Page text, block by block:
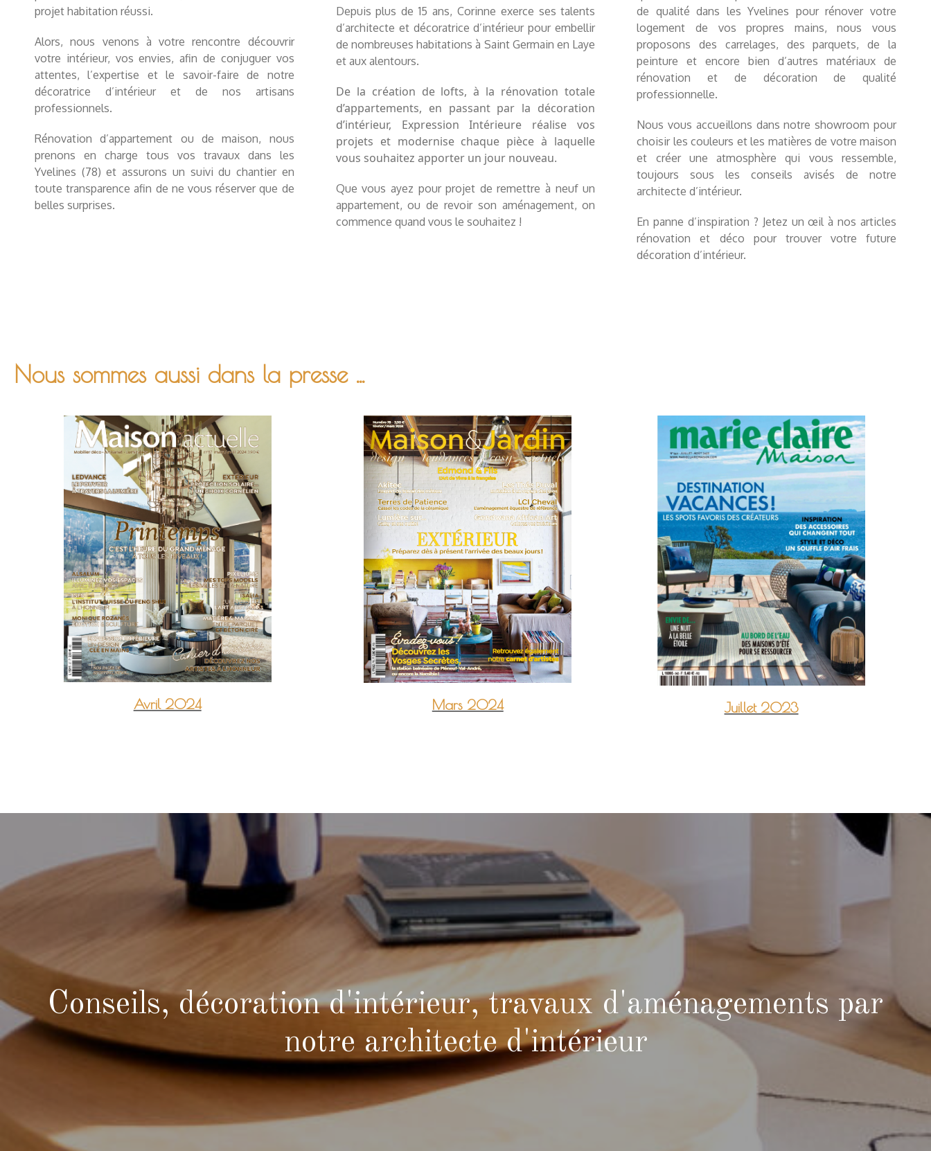
projet habitation réussi.
Alors,nous venons à votre rencontre découvrir
votre intérieur, vos envies, afin de conjuguer vos
attentes, l’expertise et le savoir-faire de notre
décoratrice d’intérieur et de nos artisans
professionnels.
Rénovation d’appartement ou de maison, nous
prenons en charge tous vos travaux dans les
Yvelines (78) et assurons un suivi du chantier en
toute transparence afin de ne vous réserver que de
belles surprises.
Depuis plus de 15 ans, Corinne exerce ses talents
d’architecte et décoratrice d’intérieur pour embellir
de nombreuses habitations à Saint Germain en Laye
et aux alentours.
De la création de lofts, à la rénovation totale
d’appartements, en passant par la décoration
d’intérieur, Expression Intérieure réalise vos
projets et modernise chaque pièce à laquelle
vous souhaitez apporter un jour nouveau.
Que vous ayez pour projet de remettre à neuf un
appartement, ou de revoir son aménagement,on
commence quand vous le souhaitez !
de qualité dans les Yvelines pour rénover votre
logement de vos propres mains, nous vous
proposons des carrelages, desparquets, de la
peinture et encore bien d’autres matériaux de
rénovation et de décoration de qualité
professionnelle.
Nous vous accueillons dans notre showroom pour
choisir les couleurs et les matières de votre maison
et créer une atmosphère qui vous ressemble,
toujours sous les conseils avisés de notre
architecte d’intérieur.
En panne d’inspiration ? Jetez un œil à nos articles
rénovation et déco pour trouver votre future
décoration d’intérieur.
Nous sommes aussi dans la presse ...
Avril 2024 Mars 2024 Juillet 2023
Conseils, décoration d'intérieur, travaux d'aménagements par
notre architecte d'intérieur